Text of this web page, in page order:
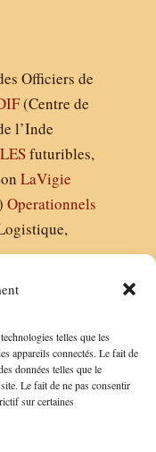
telles que les
appareils connectés. Le fait de
données telles que le
Le fait de ne pas consentir
sur certaines
Officiers de
(Centre de
l’Inde
futuribles,
LaVigie
Operationnels
Paris